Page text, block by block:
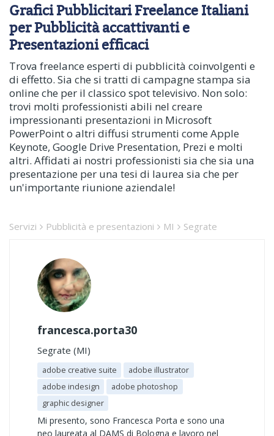
Grafici Pubblicitari Freelance Italiani
per Pubblicità accattivanti e
Presentazioni efficaci
Trova freelance esperti di pubblicità coinvolgenti e
di effetto. Sia che si tratti di campagne stampa sia
online che per il classico spot televisivo. Non solo:
trovi molti professionisti abili nel creare
impressionanti presentazioni in Microsoft
PowerPoint o altri diffusi strumenti come Apple
Keynote, Google Drive Presentation, Prezi e molti
altri. Affidati ai nostri professionisti sia che sia una
presentazione per una tesi di laurea sia che per
un'importante riunione aziendale!
Servizi Pubblicità e presentazioni MI Segrate
francesca.porta30
Segrate (MI)
adobe creative suite
adobe illustrator
adobe indesign
adobe photoshop
graphic designer
Mi presento, sono Francesca Porta e sono una
neo laureata al DAMS di Bologna e lavoro nel